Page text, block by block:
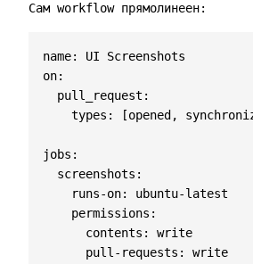
Сам workflow прямолинеен:
name:
UI Screenshots
on:
pull_request :
types : [opened,
jobs :
screenshots :
runs-on:
ubuntu-latest
permissions :
contents :
write
pull-requests :
write